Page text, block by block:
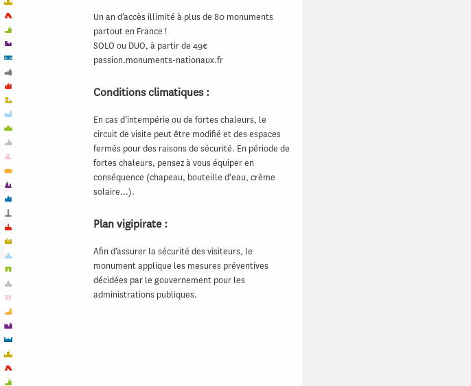
Un an d’accès illimité à plus de 80 monuments
partout en France !
SOLO ou DUO, à partir de 49€
passion.monuments-nationaux.fr
Conditions climatiques :
En cas d’intempérie ou de fortes chaleurs, le
circuit de visite peut être modifié et des espaces
fermés pour des raisons de sécurité. En période de
fortes chaleurs, pensez à vous équiper en
conséquence (chapeau, bouteille d'eau, crème
solaire…).
Plan vigipirate :
Afin d’assurer la sécurité des visiteurs, le
monument applique les mesures préventives
décidées par le gouvernement pour les
administrations publiques.